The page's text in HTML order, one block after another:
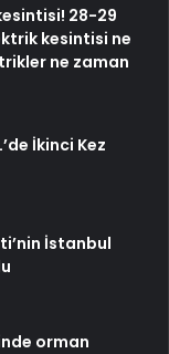
28-29
kesintisi ne
ne zaman
İkinci Kez
İstanbul
orman